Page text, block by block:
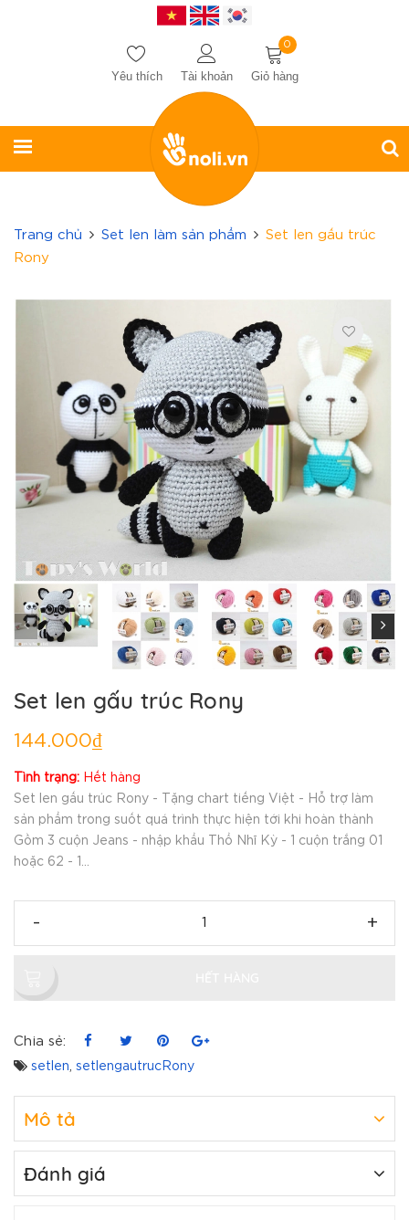
0
Giỏ hàng
Tài khoản
Yêu thích
Trang chủ Set len làm sản phẩm
Set len gấu trúc
Rony
Set len gấu trúc Rony
144.000₫
Tình trạng: Hết hàng
Set len gấu trúc Rony - Tặng chart tiếng Việt - Hỗ trợ làm
sản phẩm trong suốt quá trình thực hiện tới khi hoàn thành
Gồm 3 cuộn Jeans - nhập khẩu Thổ Nhĩ Kỳ - 1 cuộn trắng 01
hoặc 62 - 1...
- +
Chia sẻ:
setlen setlengautrucRony
Mô tả
Đánh giá